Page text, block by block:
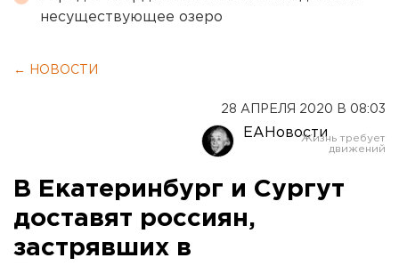
несуществующее озеро
← НОВОСТИ
28 АПРЕЛЯ 2020 В 08:03
ЕАНовости
В Екатеринбург и Сургут
доставят россиян,
застрявших в